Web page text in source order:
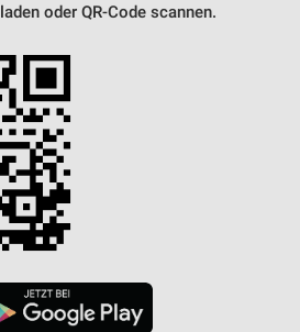
oder QR-Code scannen.